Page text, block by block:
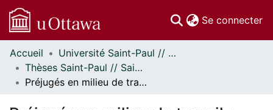
Se connecter
Communautés
et collections
Parcourir
Accueil
Université Saint-Paul // Saint Paul University
Thèses Saint-Paul // Saint Paul Theses
Préjugés en milieu de travail : impact sur les femmes racialisées